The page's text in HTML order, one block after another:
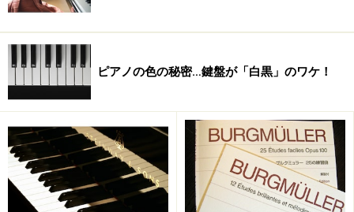
ピアノ演奏でも、音の強さやニュアンス、速度の変化な
ど、楽譜に書かれた指示を人それぞれどのように解釈、
判断して表現するかで演奏の仕上がりに大きな差が出る
ピアノの色の秘密…鍵盤が「白黒」のワケ！